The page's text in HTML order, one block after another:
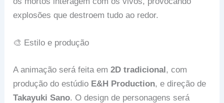
explosões que destroem tudo ao redor.
🎨 Estilo e produção
A animação será feita em2D tradicional, com
produção do estúdio E&H Production, e direção de
Takayuki Sano. O design de personagens será